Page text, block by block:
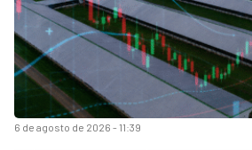
6 de agosto de 2026 - 11:39